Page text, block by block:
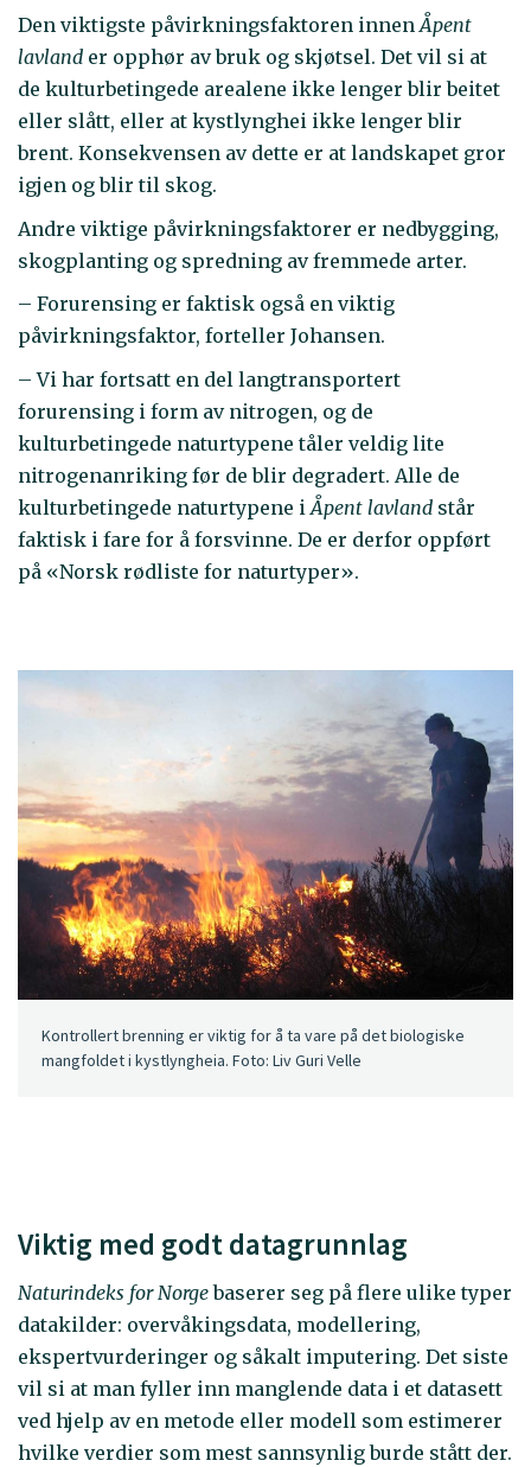
Den viktigste påvirkningsfaktoren innenÅpent
lavland er opphør av bruk og skjøtsel. Det vil si at
de kulturbetingede arealene ikke lenger blir beitet
eller slått, eller at kystlynghei ikke lenger blir
brent. Konsekvensen av dette er at landskapet gror
igjen og blir til skog.
Andre viktige påvirkningsfaktorer er nedbygging,
skogplanting og spredning av fremmede arter.
– Forurensing er faktisk også en viktig
påvirkningsfaktor, forteller Johansen.
– Vi har fortsatt en del langtransportert
forurensing i form av nitrogen, og de
kulturbetingede naturtypene tåler veldig lite
nitrogenanriking før de blir degradert. Alle de
kulturbetingede naturtypene i Åpent lavland står
faktisk i fare for å forsvinne. De er derfor oppført
på «Norsk rødliste for naturtyper».
Kontrollert brenning er viktig for å ta vare på det biologiske
mangfoldet i kystlyngheia. Foto: Liv Guri Velle
Viktig med godt datagrunnlag
Naturindeks for Norgebaserer seg på flere ulike typer
datakilder: overvåkingsdata, modellering,
ekspertvurderinger og såkalt imputering. Det siste
vil si at man fyller inn manglende data i et datasett
ved hjelp av en metode eller modell som estimerer
hvilke verdier som mest sannsynlig burde stått der.